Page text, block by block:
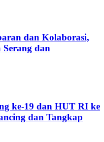
dan Kolaborasi,
dan
ke-19 dan HUT RI ke
dan Tangkap